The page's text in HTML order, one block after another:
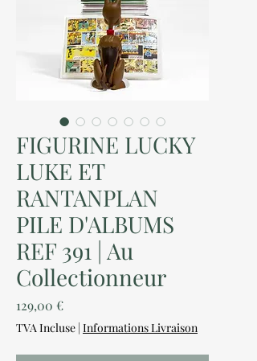
FIGURINE LUCKY
LUKE ET
RANTANPLAN
PILE D'ALBUMS
REF 391 | Au
Collectionneur
129,00 €Prix
TVA Incluse | Informations Livraison